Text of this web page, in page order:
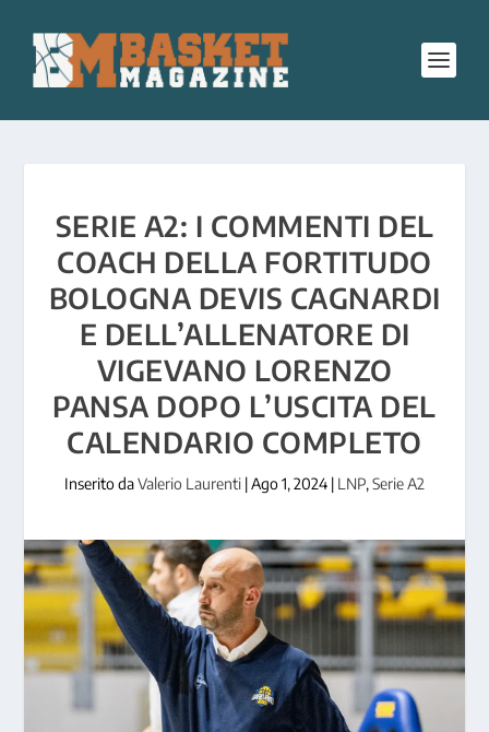
SERIE A2: I COMMENTI DEL
COACH DELLA FORTITUDO
BOLOGNA DEVIS CAGNARDI
E DELL’ALLENATORE DI
VIGEVANO LORENZO
PANSA DOPO L’USCITA DEL
CALENDARIO COMPLETO
Inserito daValerio Laurenti |Ago 1, 2024 | LNP, Serie A2